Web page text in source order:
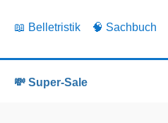
📖 Belletristik 🧠 Sachbuch
💸 Super-Sale